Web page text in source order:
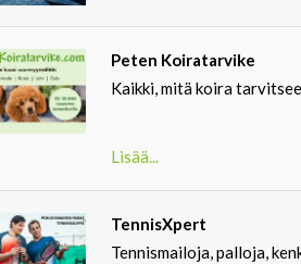
Peten Koiratarvike
Kaikki, mitä koira
Lisää...
TennisXpert
Tennismailoja, palloja,